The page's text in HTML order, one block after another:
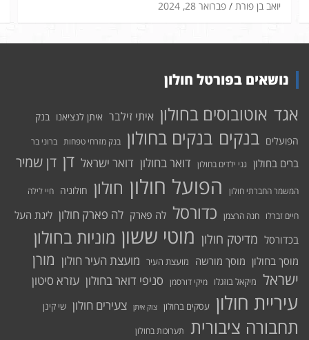
פברואר 28, 2024 יואב בן פורת
נושאים בפורטל חולון
אגד אוטובוסים בחולון איתי זילבר איתן לנציאנו בנק
הפועלים בנקים בנקים בחולון בנק מזרחי טפחות ברוני בר
ברים בחולון גני ילדים בחולון דואר בחולון דואר ישראל דן דן שמיר
המשמר החברתי חולון הפועל חולון חולון חולוניה חיי לילה
חיים זברלו חנה הרצמן כדורסל לה פארק לה פארק חולון ליגת העל
בכדורסל מדיטק חולון מוטי ששון מוניות בחולון
מוסך בחולון מוסך מורשה מועצת העיר מועצת העיר חולון מורן
ישראל מיקאל בוזגלו מיקי דורסמן סניפי דואר בחולון עזרא סיטון
עיריית חולון עסקים בחולון צוק איתן צעירים חולון שי קינן
תחבורה ציבורית תערוכות בחולון